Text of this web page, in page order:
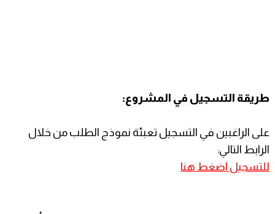
طريقة التسجيل في المشروع:
على الراغبين في التسجيل تعبئة نموذج الطلب من خلال
الرابط التالي:
للتسجيل اضغط هنا